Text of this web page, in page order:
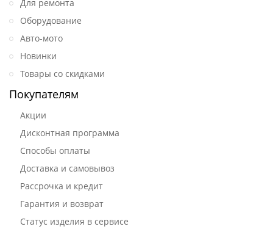
Для ремонта
Оборудование
Авто-мото
Новинки
Товары со скидками
Покупателям
Акции
Дисконтная программа
Способы оплаты
Доставка и самовывоз
Рассрочка и кредит
Гарантия и возврат
Статус изделия в сервисе